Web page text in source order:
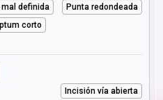
mal definida
Punta redondeada
corto
Incisión vía abierta